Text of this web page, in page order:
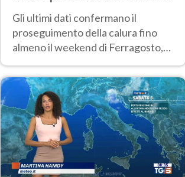
sempre molto elevate
Gli ultimi dati confermano il
proseguimento della calura fino
almeno il weekend di Ferragosto,
intensificazione prossima
settimana